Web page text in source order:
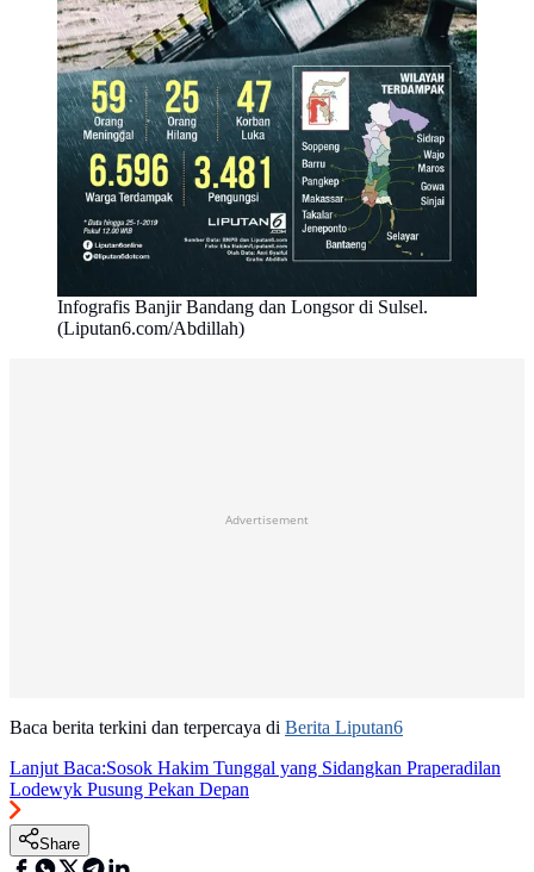
Infografis Banjir Bandang dan Longsor di Sulsel.
(Liputan6.com/Abdillah)
Advertisement
Baca berita terkini dan terpercaya di Berita Liputan6
Lanjut Baca:Sosok Hakim Tunggal yang Sidangkan Praperadilan
Lodewyk Pusung Pekan Depan
Share